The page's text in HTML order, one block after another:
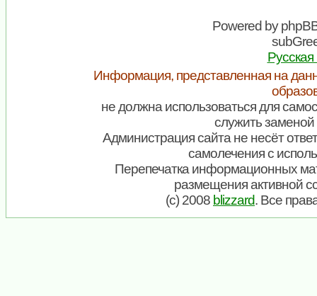
Powered by
Информация, представленная на
не должна использоваться для
служить заменой
Администрация сайта не несёт
самолечения с
Перепечатка информационных
размещения активной
(c) 2008 blizzard. Все